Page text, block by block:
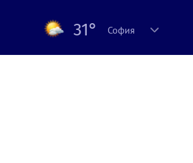
31° София